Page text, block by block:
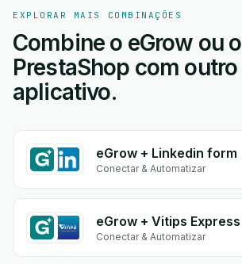
EXPLORAR MAIS COMBINAÇÕES
Combine o eGrow ou o
PrestaShop com outro
aplicativo.
eGrow + Linkedin form
Conectar & Automatizar
eGrow + Vitips Express
Conectar & Automatizar